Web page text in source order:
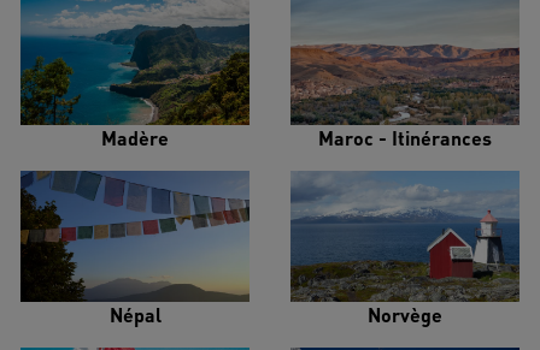
Madère Maroc - Itinérances
Népal Norvège